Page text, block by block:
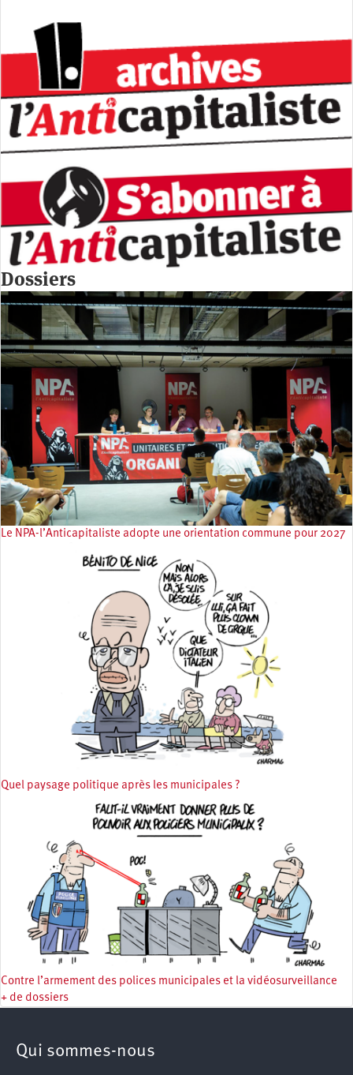
Dossiers
Le NPA-l’Anticapitaliste adopte une orientation commune pour 2027
Quel paysage politique après les municipales ?
Contre l’armement des polices municipales et la vidéosurveillance
+ de dossiers
Qui sommes-nous